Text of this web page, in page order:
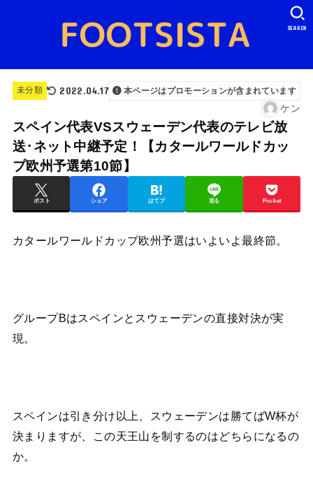
SEARCH
未分類 2022.04.17 本ページはプロモーションが含まれています
ケン
スペイン代表VSスウェーデン代表のテレビ放
送･ネット中継予定！【カタールワールドカッ
プ欧州予選第10節】
ポスト シェア はてブ 送る Pocket
カタールワールドカップ欧州予選はいよいよ最終節。
グループBはスペインとスウェーデンの直接対決が実
現。
スペインは引き分け以上、スウェーデンは勝てばW杯が
決まりますが、この天王山を制するのはどちらになるの
か。